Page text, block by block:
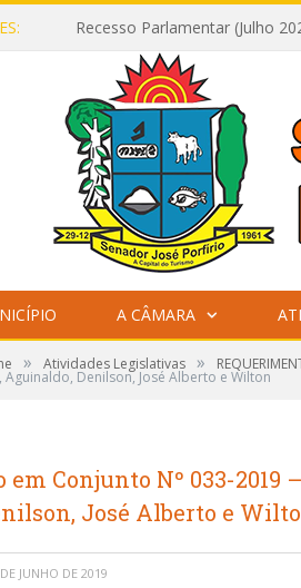
Recesso Parlamentar (Julho
A CÂMARA
» Atividades Legislativas »
Denilson, José Alberto e Wilton
Conjunto Nº 033-2019
José Alberto e
JUNHO DE 2019